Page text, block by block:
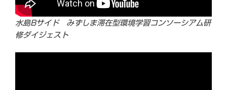
水島Bサイド みずしま滞在型環境学習コンソーシアム研
修ダイジェスト